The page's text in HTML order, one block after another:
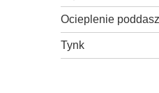
Ocieplenie
Tynk